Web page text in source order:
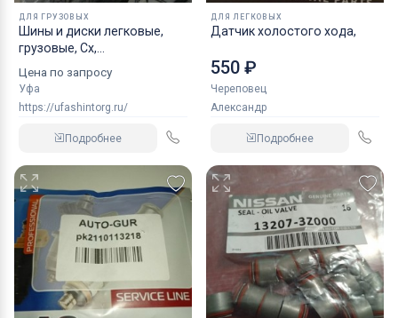
ДЛЯ ГРУЗОВЫХ
Шины и диски легковые,
грузовые, Сх,
Цена по запросу
Уфа
https://ufashintorg.ru/
Подробнее
ДЛЯ ЛЕГКОВЫХ
Датчик холостого хода,
550 ₽
Череповец
Александр
Подробнее